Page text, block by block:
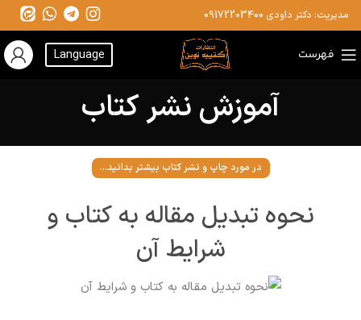
مدیریت: دکتر داودی 09172203400
فهرست Language
آموزش نشر کتاب
در مورد چاپ و نشر کتاب بیشتر بدانید...
نحوه تبدیل مقاله به کتاب و
شرایط آن